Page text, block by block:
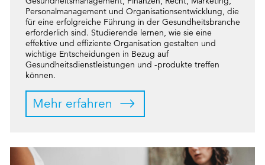
Personalmanagement und Organisationsentwicklung, die
für eine erfolgreiche Führung in der Gesundheitsbranche
erforderlich sind. Studierende lernen, wie sie eine
effektive und effiziente Organisation gestalten und
wichtige Entscheidungen in Bezug auf
Gesundheitsdienstleistungen und -produkte treffen
können.
Mehr erfahren